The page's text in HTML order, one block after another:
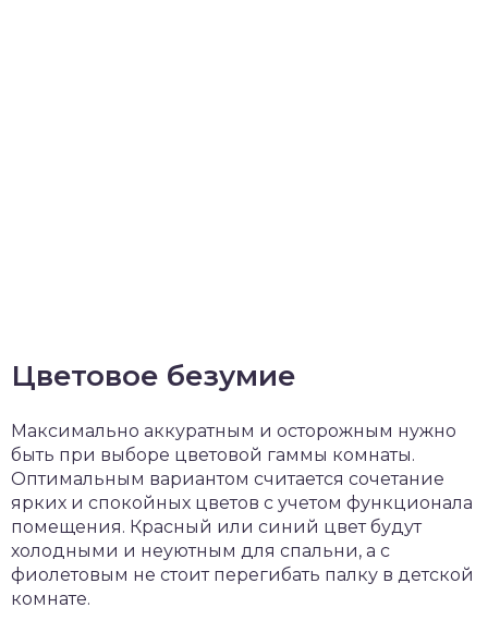
Цветовое безумие
Максимально аккуратным и осторожным нужно
быть при выборе цветовой гаммы комнаты.
Оптимальным вариантом считается сочетание
ярких и спокойных цветов с учетом функционала
помещения. Красный или синий цвет будут
холодными и неуютным для спальни, а с
фиолетовым не стоит перегибать палку в детской
комнате.